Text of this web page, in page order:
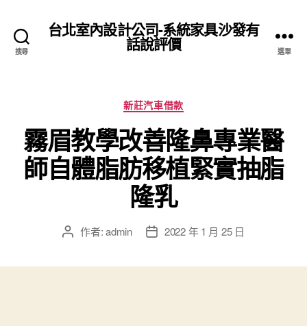
搜尋
台北室內設計公司-系統家具沙發有
話說評價 選單
分
類
新莊汽車借款
霧眉教學改善隆鼻專業醫
師自體脂肪移植緊實抽脂
隆乳
文 作者:admin
文 2022 年 1 月 25 日